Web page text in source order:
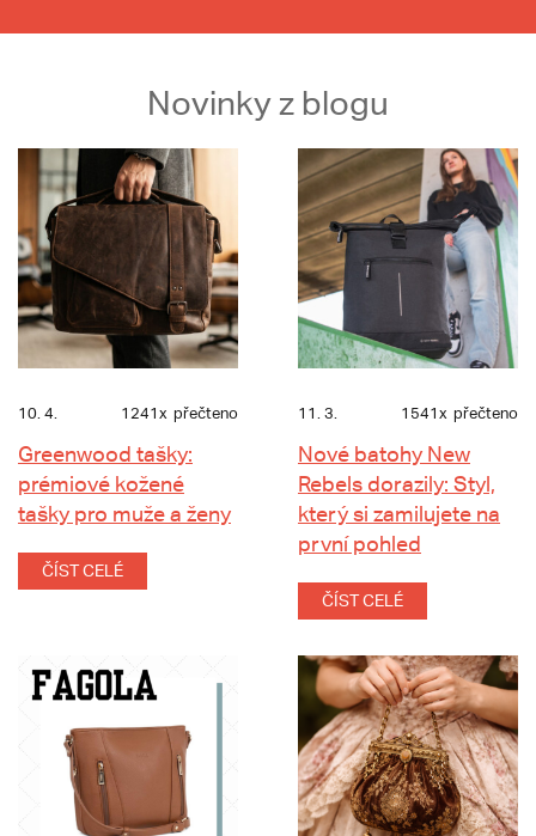
Novinky z blogu
10. 4. 1241x přečteno
Greenwood tašky:
prémiové kožené
tašky pro muže a ženy
ČÍST CELÉ
11. 3. 1541x přečteno
Nové batohy New
Rebels dorazily: Styl,
který si zamilujete na
první pohled
ČÍST CELÉ